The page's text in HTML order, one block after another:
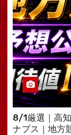
8/1厳選｜高
ナプス｜地方